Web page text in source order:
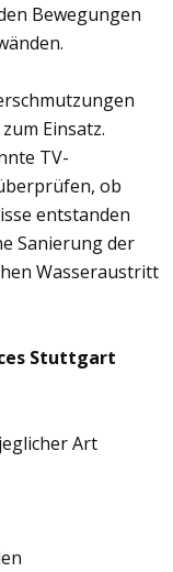
Bewegungen
Einsatz.
TV-
ob
entstanden
Sanierung der
Wasseraustritt
Stuttgart
Art